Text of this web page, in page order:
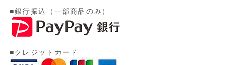
■銀行振込（一部商品のみ）
■クレジットカード